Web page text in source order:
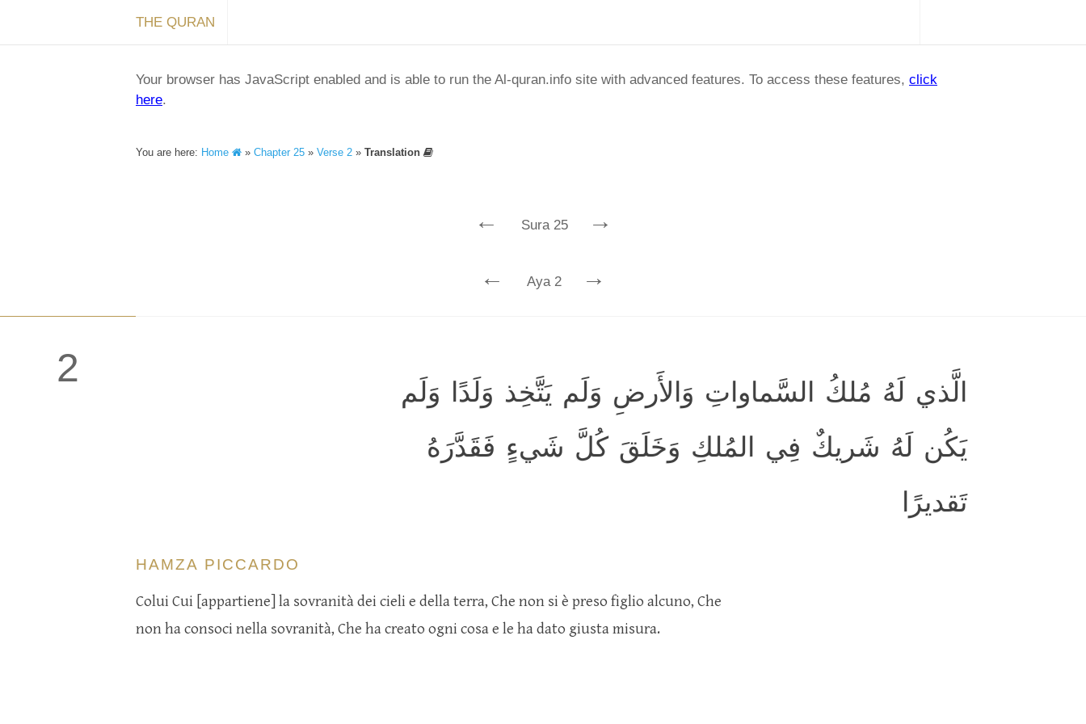
THE QURAN
Your browser has JavaScript enabled and is able to run the Al-quran.info site with advanced features. To access these features, click
here.
You are here: Home » Chapter 25 » Verse 2 » Translation
← Sura 25 →
← Aya 2 →
2
الَّذي لَهُ مُلكُ السَّماواتِ وَالأَرضِ وَلَم يَتَّخِذ وَلَدًا وَلَم
يَكُن لَهُ شَريكٌ فِي المُلكِ وَخَلَقَ كُلَّ شَيءٍ فَقَدَّرَهُ
تَقديرًا
HAMZA PICCARDO
Colui Cui [appartiene] la sovranità dei cieli e della terra, Che non si è preso figlio alcuno, Che
non ha consoci nella sovranità, Che ha creato ogni cosa e le ha dato giusta misura.